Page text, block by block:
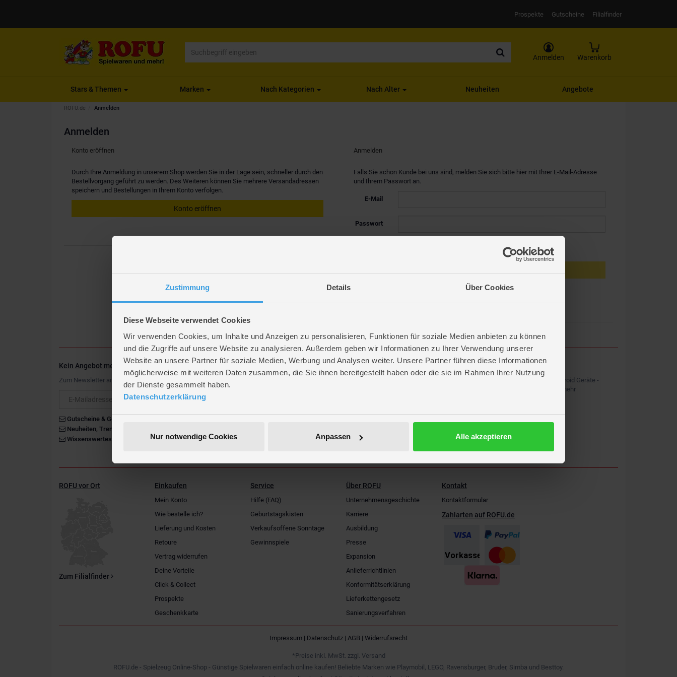
Zustimmung Details Über Cookies
Diese Webseite verwendet Cookies
Wir verwenden Cookies, um Inhalte und Anzeigen zu personalisieren, Funktionen für soziale Medien anbieten zu können
und die Zugriffe auf unsere Website zu analysieren. Außerdem geben wir Informationen zu Ihrer Verwendung unserer
Website an unsere Partner für soziale Medien, Werbung und Analysen weiter. Unsere Partner führen diese Informationen
möglicherweise mit weiteren Daten zusammen, die Sie ihnen bereitgestellt haben oder die sie im Rahmen Ihrer Nutzung
der Dienste gesammelt haben.
Datenschutzerklärung
Nur notwendige Cookies Anpassen Alle akzeptieren
Prospekte Gutscheine Filialfinder
Anmelden Warenkorb
Stars & Themen Marken Nach Kategorien Nach Alter Neuheiten Angebote
ROFU.de Anmelden
Anmelden
Anmelden
Falls Sie schon Kunde bei uns sind, melden Sie sich bitte hier mit Ihrer E-Mail-Adresse
und Ihrem Passwort an.
E-Mail
Passwort
Konto eröffnen
Durch Ihre Anmeldung in unserem Shop werden Sie in der Lage sein, schneller durch den
Bestellvorgang geführt zu werden. Des Weiteren können Sie mehrere Versandadressen
speichern und Bestellungen in Ihrem Konto verfolgen.
Konto eröffnen
Kein Angebot mehr verpassen
Zum Newsletter anmelden & Vorteile sichern
Gutscheine & Gewinnspiele
Neuheiten, Trends & Angebote
Wissenswertes rund um die Familie
ROFU Community
ROFU Family Blog
ROFU APP
Kostenlos für iOS und Android Geräte -
Shopping, News & vieles mehr
ROFU vor Ort
Zum Filialfinder
Einkaufen
Mein Konto
Wie bestelle ich?
Lieferung und Kosten
Retoure
Vertrag widerrufen
Deine Vorteile
Click & Collect
Prospekte
Geschenkkarte
Service
Hilfe (FAQ)
Geburtstagskisten
Verkaufsoffene Sonntage
Gewinnspiele
Über ROFU
Unternehmensgeschichte
Karriere
Ausbildung
Presse
Expansion
Anlieferrichtlinien
Konformitätserklärung
Lieferkettengesetz
Sanierungsverfahren
Kontakt
Kontaktformular
Zahlarten auf ROFU.de
Impressum | Datenschutz | AGB | Widerrufsrecht
*Preise inkl. MwSt. zzgl. Versand
ROFU.de - Spielzeug Online-Shop - Günstige Spielwaren einfach online kaufen! Beliebte Marken wie Playmobil, LEGO, Ravensburger, Bruder, Simba und Besttoy.